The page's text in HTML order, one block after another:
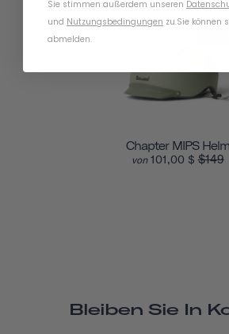
Chapter MIPS Helm
von 101,00 $$149
Bleiben Sie In
Sie stimmen außerdem unseren
und Nutzungsbedingungen zu.Sie können
abmelden.